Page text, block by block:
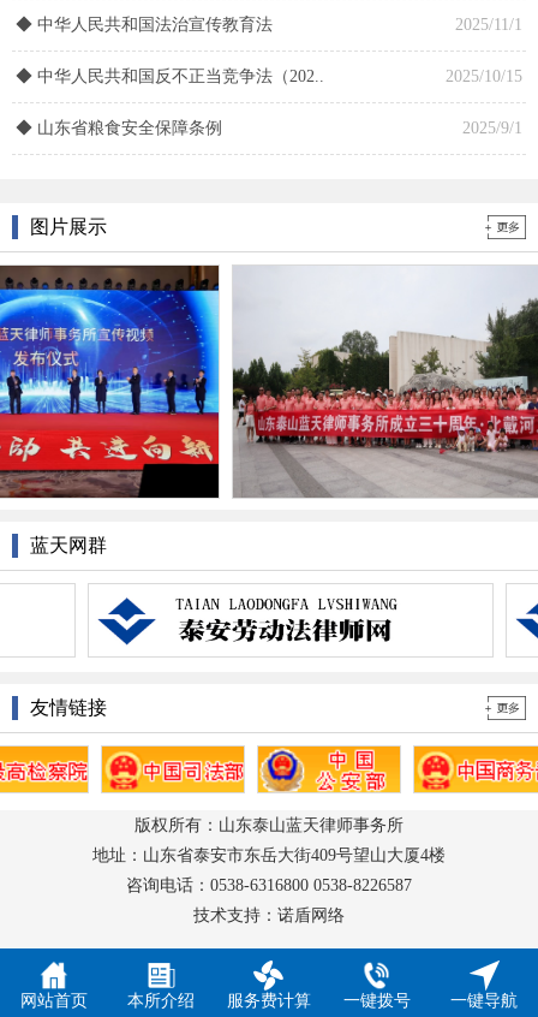
山东泰山蓝天律师事务所党支部专题学习.. 2026/1/27
郭桂林开展“习近平全面依法治国”主题.. 2025/11/24
2025/11/1
◆ 中华人民共和国法治宣传教育法
2025/10/15
◆ 中华人民共和国反不正当竞争法（202..
2025/9/1
◆ 山东省粮食安全保障条例
图片展示
蓝天网群
友情链接
版权所有：山东泰山蓝天律师事务所
地址：山东省泰安市东岳大街409号望山大厦4楼
咨询电话：0538-6316800 0538-8226587
技术支持：诺盾网络
网站首页 本所介绍 服务费计算 一键拨号 一键导航